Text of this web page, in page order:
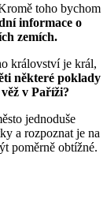
toho bychom
informace o
zemích.
království je král,
některé poklady
v Paříži?
jednoduše
a rozpoznat je na
poměrně obtížné.